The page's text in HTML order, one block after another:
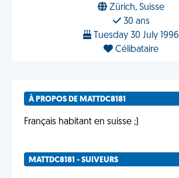
Zürich, Suisse
30 ans
Tuesday 30 July 1996
Célibataire
À PROPOS DE MATTDC8181
Français habitant en suisse ;)
MATTDC8181 - SUIVEURS